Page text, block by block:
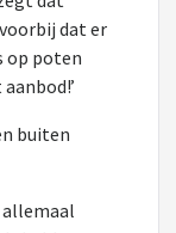
dat er
op poten
buiten
allemaal